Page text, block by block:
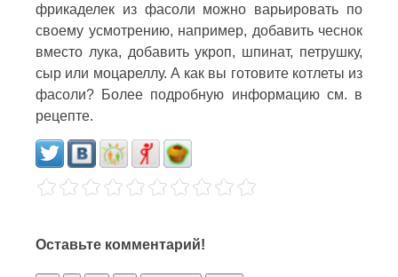
фрикаделек из фасоли можно варьировать по
своему усмотрению, например, добавить чеснок
вместо лука, добавить укроп, шпинат, петрушку,
сыр или моцареллу. А как вы готовите котлеты из
фасоли? Более подробную информацию см. в
рецепте.
Оставьте комментарий!